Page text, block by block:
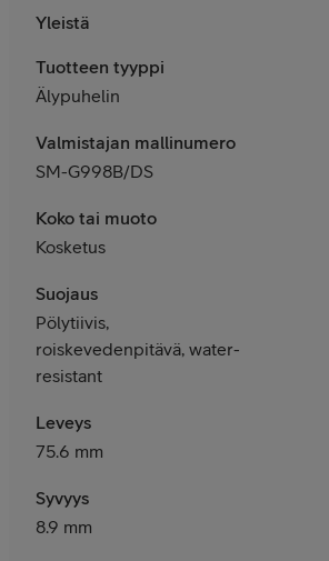
Yleistä
Tuotteen tyyppi
Älypuhelin
Valmistajan mallinumero
SM-G998B/DS
Koko tai muoto
Kosketus
Suojaus
Pölytiivis,
roiskevedenpitävä, water-
resistant
Leveys
75.6 mm
Syvyys
8.9 mm